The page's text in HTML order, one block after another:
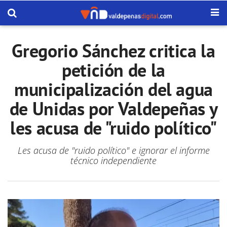
Gregorio Sánchez critica la
petición de la
municipalización del agua
de Unidas por Valdepeñas y
les acusa de "ruido político"
Les acusa de "ruido político" e ignorar el informe
técnico independiente